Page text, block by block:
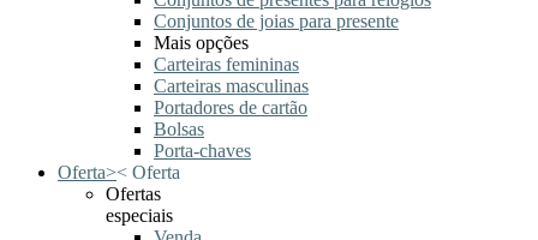
Conjuntos de joias para presente
Mais opções
Carteiras femininas
Carteiras masculinas
Portadores de cartão
Bolsas
Porta-chaves
Oferta>< Oferta
Ofertas
especiais